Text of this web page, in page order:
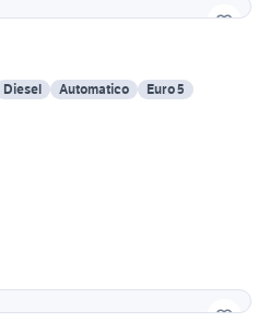
Diesel Automatico Euro 5